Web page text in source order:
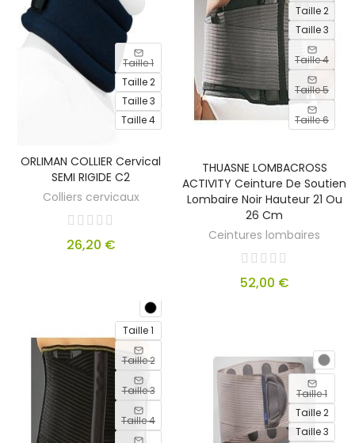
Taille 1
Taille 2
Taille 3
Taille 4
ORLIMAN COLLIER Cervical
SEMI RIGIDE C2
Colliers cervicaux
26,20 €
Taille 2
Taille 3
Taille 4
Taille 5
Taille 6
THUASNE LOMBACROSS
ACTIVITY Ceinture De Soutien
Lombaire Noir Hauteur 21 Ou
26 Cm
Ceintures lombaires
52,00 €
OF
STOCK
Taille 1
Taille 2
Taille 3
Taille 4
Taille 1
Taille 2
Taille 3